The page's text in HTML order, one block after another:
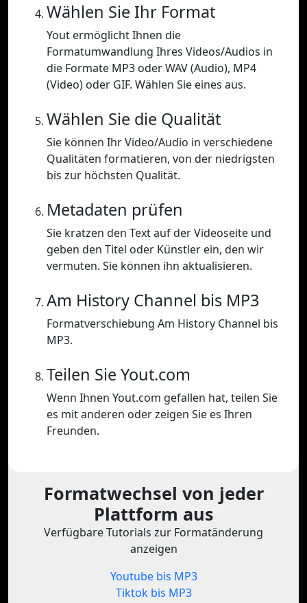
Wählen Sie Ihr Format
Yout ermöglicht Ihnen die
Formatumwandlung Ihres Videos/Audios in
die Formate MP3 oder WAV (Audio), MP4
(Video) oder GIF. Wählen Sie eines aus.
Wählen Sie die Qualität
Sie können Ihr Video/Audio in verschiedene
Qualitäten formatieren, von der niedrigsten
bis zur höchsten Qualität.
Metadaten prüfen
Sie kratzen den Text auf der Videoseite und
geben den Titel oder Künstler ein, den wir
vermuten. Sie können ihn aktualisieren.
Am History Channel bis MP3
Formatverschiebung Am History Channel bis
MP3.
Teilen Sie Yout.com
Wenn Ihnen Yout.com gefallen hat, teilen Sie
es mit anderen oder zeigen Sie es Ihren
Freunden.
Formatwechsel von jeder
Plattform aus
Verfügbare Tutorials zur Formatänderung
anzeigen
Youtube bis MP3
Tiktok bis MP3